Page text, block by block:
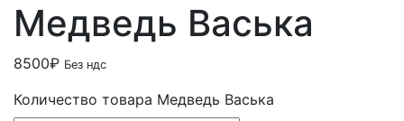
Медведь Васька
8500₽ Без ндс
Количество товара Медведь Васька